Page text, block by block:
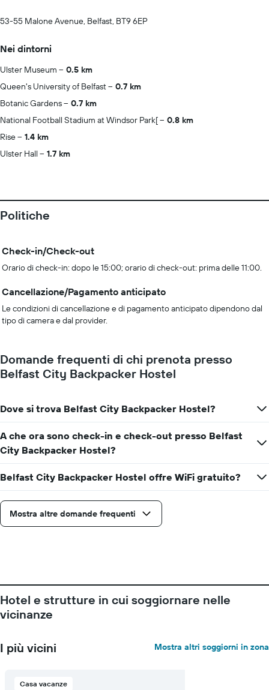
53-55 Malone Avenue, Belfast, BT9 6EP
Nei dintorni
Ulster Museum
0.5 km
Queen's University of Belfast
0.7 km
Botanic Gardens
0.7 km
National Football Stadium at Windsor Park[
0.8 km
Rise
1.4 km
Ulster Hall
1.7 km
Politiche
Check-in/Check-out
Orario di check-in: dopo le 15:00; orario di check-out: prima delle 11:00.
Cancellazione/Pagamento anticipato
Le condizioni di cancellazione e di pagamento anticipato dipendono dal
tipo di camera e dal provider.
Domande frequenti di chi prenota presso
Belfast City Backpacker Hostel
Dove si trova Belfast City Backpacker Hostel?
A che ora sono check-in e check-out presso Belfast
City Backpacker Hostel?
Belfast City Backpacker Hostel offre WiFi gratuito?
Mostra altre domande frequenti
Hotel e strutture in cui soggiornare nelle
vicinanze
I più vicini Mostra altri soggiorni in zona
Casa vacanze